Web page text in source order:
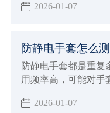
程中也有一些事项，
2026-01-07
防静电手套怎么
防静电手套都是重复
用频率高，可能对手
好坏呢？小辉来分享
2026-01-07